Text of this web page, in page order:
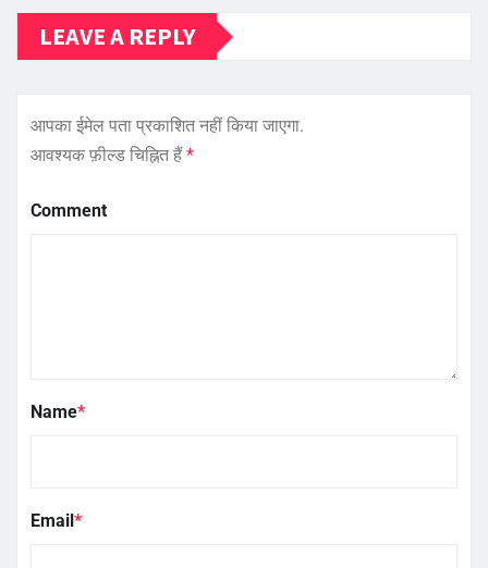
LEAVE A REPLY
आपका ईमेल पता प्रकाशित नहीं किया जाएगा.
आवश्यक फ़ील्ड चिह्नित हैं *
Comment
Name*
Email*